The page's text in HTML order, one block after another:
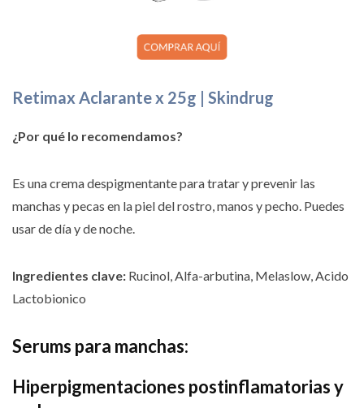
Retimax Aclarante x 25g | Skindrug
¿Por qué lo recomendamos?
Es una crema despigmentante para tratar y prevenir las
manchas y pecas en la piel del rostro, manos y pecho. Puedes
usar de día y de noche.
Ingredientes clave: Rucinol, Alfa-arbutina, Melaslow, Acido
Lactobionico
Serums para manchas:
Hiperpigmentaciones postinflamatorias y